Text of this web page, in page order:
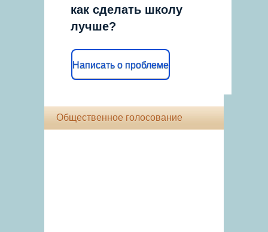
как сделать школу
лучше?
Написать о проблеме
Общественное голосование